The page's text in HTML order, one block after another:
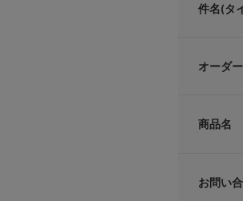
件名(タ
オーダ
商品名
お問い